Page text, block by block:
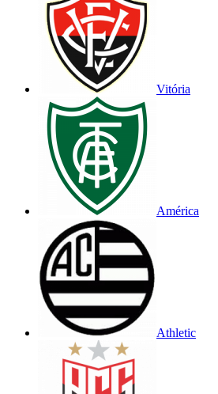
Vitória
América
Athletic